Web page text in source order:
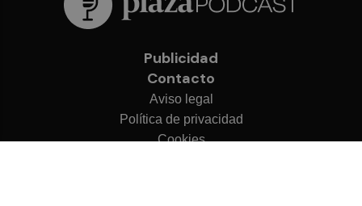
Publicidad
Contacto
Aviso legal
Política de privacidad
Cookies